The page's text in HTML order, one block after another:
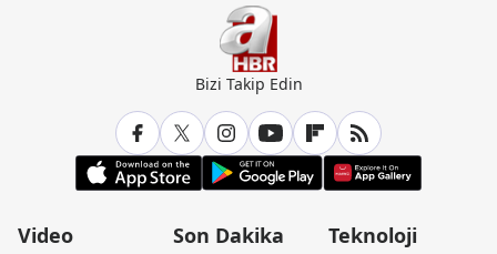
Bizi Takip Edin
Video Son Dakika Teknoloji